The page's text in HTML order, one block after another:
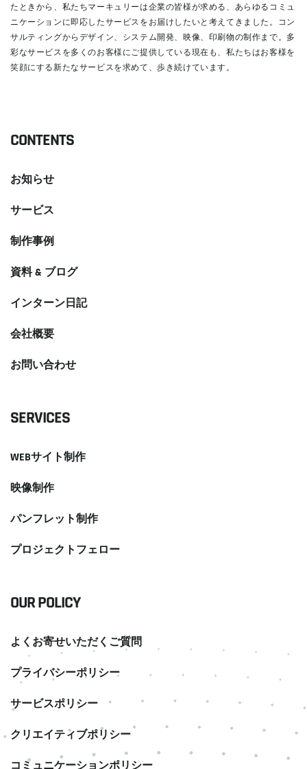
たときから、私たちマーキュリーは企業の皆様が求める、あらゆるコミュ
ニケーションに即応したサービスをお届けしたいと考えてきました。コン
サルティングからデザイン、システム開発、映像、印刷物の制作まで。多
彩なサービスを多くのお客様にご提供している現在も、私たちはお客様を
笑顔にする新たなサービスを求めて、歩き続けています。
CONTENTS
お知らせ
サービス
制作事例
資料 & ブログ
インターン日記
会社概要
お問い合わせ
SERVICES
WEBサイト制作
映像制作
パンフレット制作
プロジェクトフェロー
OUR POLICY
よくお寄せいただくご質問
プライバシーポリシー
サービスポリシー
クリエイティブポリシー